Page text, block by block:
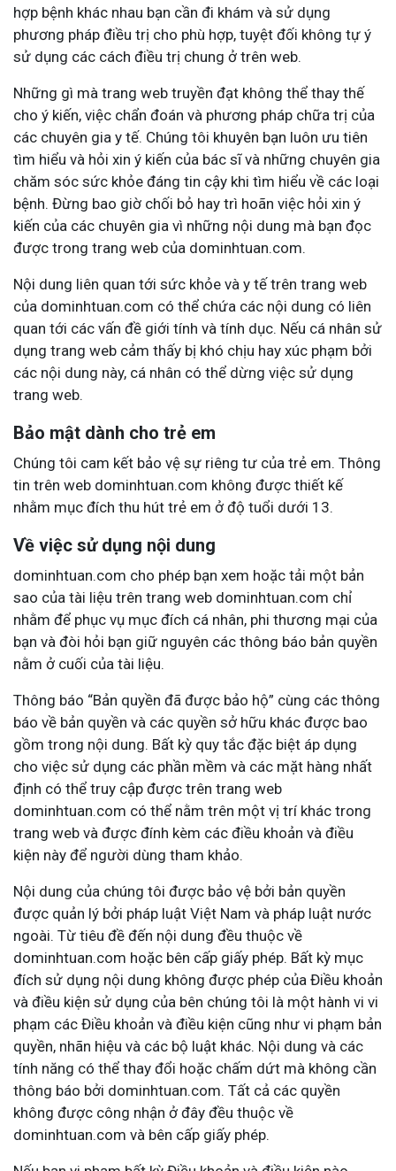
hợp bệnh khác nhau bạn cần đi khám và sử dụng
phương pháp điều trị cho phù hợp, tuyệt đối không tự ý
sử dụng các cách điều trị chung ở trên web.
Những gì mà trang web truyền đạt không thể thay thế
cho ý kiến, việc chẩn đoán và phương pháp chữa trị của
các chuyên gia y tế. Chúng tôi khuyên bạn luôn ưu tiên
tìm hiểu và hỏi xin ý kiến của bác sĩ và những chuyên gia
chăm sóc sức khỏe đáng tin cậy khi tìm hiểu về các loại
bệnh. Đừng bao giờ chối bỏ hay trì hoãn việc hỏi xin ý
kiến của các chuyên gia vì những nội dung mà bạn đọc
được trong trang web của dominhtuan.com.
Nội dung liên quan tới sức khỏe và y tế trên trang web
của dominhtuan.com có thể chứa các nội dung có liên
quan tới các vấn đề giới tính và tính dục. Nếu cá nhân sử
dụng trang web cảm thấy bị khó chịu hay xúc phạm bởi
các nội dung này, cá nhân có thể dừng việc sử dụng
trang web.
Bảo mật dành cho trẻ em
Chúng tôi cam kết bảo vệ sự riêng tư của trẻ em. Thông
tin trên web dominhtuan.com không được thiết kế
nhằm mục đích thu hút trẻ em ở độ tuổi dưới 13.
Về việc sử dụng nội dung
dominhtuan.com cho phép bạn xem hoặc tải một bản
sao của tài liệu trên trang web dominhtuan.com chỉ
nhằm để phục vụ mục đích cá nhân, phi thương mại của
bạn và đòi hỏi bạn giữ nguyên các thông báo bản quyền
nằm ở cuối của tài liệu.
Thông báo “Bản quyền đã được bảo hộ” cùng các thông
báo về bản quyền và các quyền sở hữu khác được bao
gồm trong nội dung. Bất kỳ quy tắc đặc biệt áp dụng
cho việc sử dụng các phần mềm và các mặt hàng nhất
định có thể truy cập được trên trang web
dominhtuan.com có thể nằm trên một vị trí khác trong
trang web và được đính kèm các điều khoản và điều
kiện này để người dùng tham khảo.
Nội dung của chúng tôi được bảo vệ bởi bản quyền
được quản lý bởi pháp luật Việt Nam và pháp luật nước
ngoài. Từ tiêu đề đến nội dung đều thuộc về
dominhtuan.com hoặc bên cấp giấy phép. Bất kỳ mục
đích sử dụng nội dung không được phép của Điều khoản
và điều kiện sử dụng của bên chúng tôi là một hành vi vi
phạm các Điều khoản và điều kiện cũng như vi phạm bản
quyền, nhãn hiệu và các bộ luật khác. Nội dung và các
tính năng có thể thay đổi hoặc chấm dứt mà không cần
thông báo bởi dominhtuan.com. Tất cả các quyền
không được công nhận ở đây đều thuộc về
dominhtuan.com và bên cấp giấy phép.